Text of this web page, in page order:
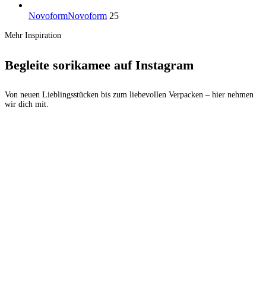
NovoformNovoform 25
Mehr Inspiration
Begleite sorikamee auf Instagram
Von neuen Lieblingsstücken bis zum liebevollen Verpacken – hier nehmen
wir dich mit.